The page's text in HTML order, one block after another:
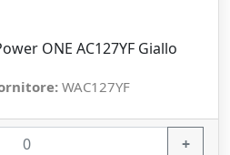
ONE AC127YF Giallo
WAC127YF
+